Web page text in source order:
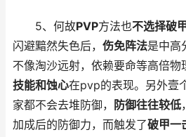
5、何故PVP方法也不选择破
闪避黯然失色后， 伤免阵法是中高
不像淘沙远射，依赖要命等高倍物
技能和蚀心在pvp的表现。另外壹
家都不会去堆防御，
防御往往较低
加成后的防御力，而触发了破甲一